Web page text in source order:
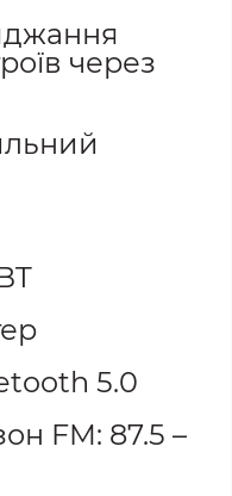
через
5.0
FM: 87.5 –